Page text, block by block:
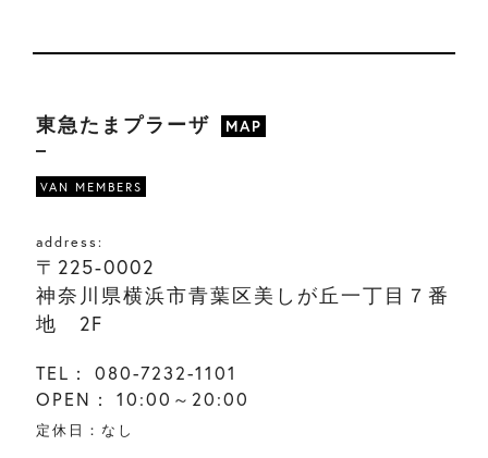
東急たまプラーザ MAP
VAN MEMBERS
address:
〒225-0002
神奈川県横浜市青葉区美しが丘一丁目７番
地 2F
TEL：
080-7232-1101
OPEN：
10:00～20:00
定休日：なし